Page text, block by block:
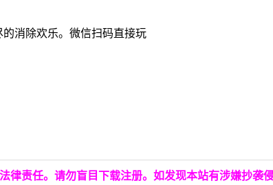
消除欢乐。微信扫码直接玩
律责任。请勿盲目下载注册。如发现本站有涉嫌抄袭